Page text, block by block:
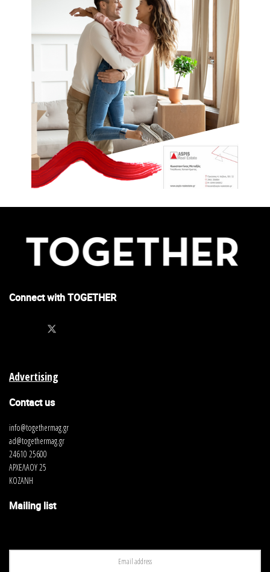
Connect with TOGETHER
Advertising
Contact us
info@togethermag.gr
ad@togethermag.gr
24610 25600
ΑΡΧΕΛΑΟΥ 25
ΚΟΖΑΝΗ
Mailing list